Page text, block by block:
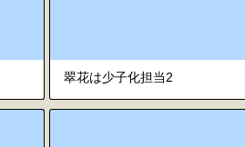
翠花は少子化担当2